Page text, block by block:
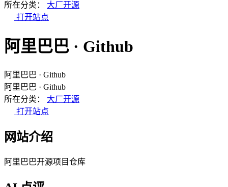
所在分类：
大厂开源
打开站点
阿里巴巴 · Github
阿里巴巴 · Github
阿里巴巴 · Github
所在分类：
大厂开源
打开站点
网站介绍
阿里巴巴开源项目仓库